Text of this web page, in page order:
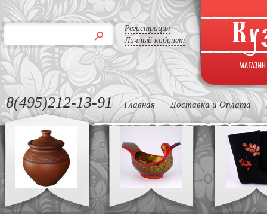
Регистрация
Личный кабинет
8(495)212-13-91 Главная Доставка и Оплата